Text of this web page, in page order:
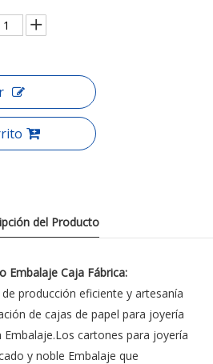
del Producto
Embalaje Caja Fábrica:
producción eficiente y artesanía
de cajas de papel para joyería
Embalaje.Los cartones para joyería
y noble Embalaje que